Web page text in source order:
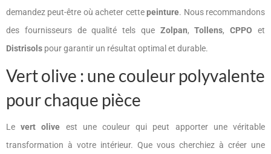
demandez peut-être où acheter cettepeinture. Nous recommandons
des fournisseurs de qualité tels que Zolpan,Tollens,CPPO et
Distrisols pour garantir un résultat optimal et durable.
Vert olive : une couleur polyvalente
pour chaque pièce
Levert olive est une couleur qui peut apporter une véritable
transformation à votre intérieur. Que vous cherchiez à créer une